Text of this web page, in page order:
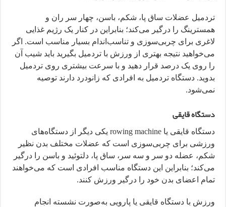
تردمیل عضلات ساق پا، شکم، باسن، چهار سر ران و
همسترینگ را درگیر می‌کند؛ بنابراین در کنار یک رژیم غذایی
لاغری برای چربی‌سوزی و تناسب‌اندام بسیار مناسب است. اگر
می‌خواهید نتیجه بهتری از ورزش با تردمیل بگیرید باید شیب آن
را روی یک درصد قرار دهید و با سرعت بیشتری روی تردمیل
بدوید. دستگاه تردمیل به افرادی که زانودرد دارند توصیه
نمی‌شود.
دستگاه قایقی
دستگاه قایقی یا rowing machine یکی دیگر از دستگاه‌های
ورزشی برای چربی‌سوزی است که عضلات مختلف بدن نظیر
شکم، عضله دو سر و سه سر، ساق پا، دلتوئید و باسن را درگیر
می‌کند؛ بنابراین این دستگاه مناسب افرادی است که می‌خواهند
تمام اعضای بدن خود را درگیر ورزش کنند.
ورزش با دستگاه قایقی یا پارویی به‌صورت نشسته انجام